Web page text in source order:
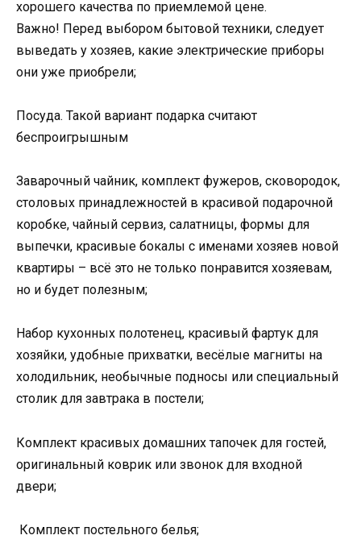
хорошего качества по приемлемой цене.
Важно! Перед выбором бытовой техники, следует
выведать у хозяев, какие электрические приборы
они уже приобрели;
Посуда. Такой вариант подарка считают
беспроигрышным
Заварочный чайник, комплект фужеров, сковородок,
столовых принадлежностей в красивой подарочной
коробке, чайный сервиз, салатницы, формы для
выпечки, красивые бокалы с именами хозяев новой
квартиры – всё это не только понравится хозяевам,
но и будет полезным;
Набор кухонных полотенец, красивый фартук для
хозяйки, удобные прихватки, весёлые магниты на
холодильник, необычные подносы или специальный
столик для завтрака в постели;
Комплект красивых домашних тапочек для гостей,
оригинальный коврик или звонок для входной
двери;
Комплект постельного белья;